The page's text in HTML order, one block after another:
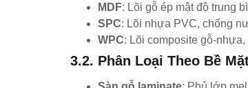
MDF: Lõi gỗ ép mật độ trung
SPC: Lõi nhựa PVC, chống
WPC: Lõi composite gỗ-
3.2. Phân Loại Theo Bề